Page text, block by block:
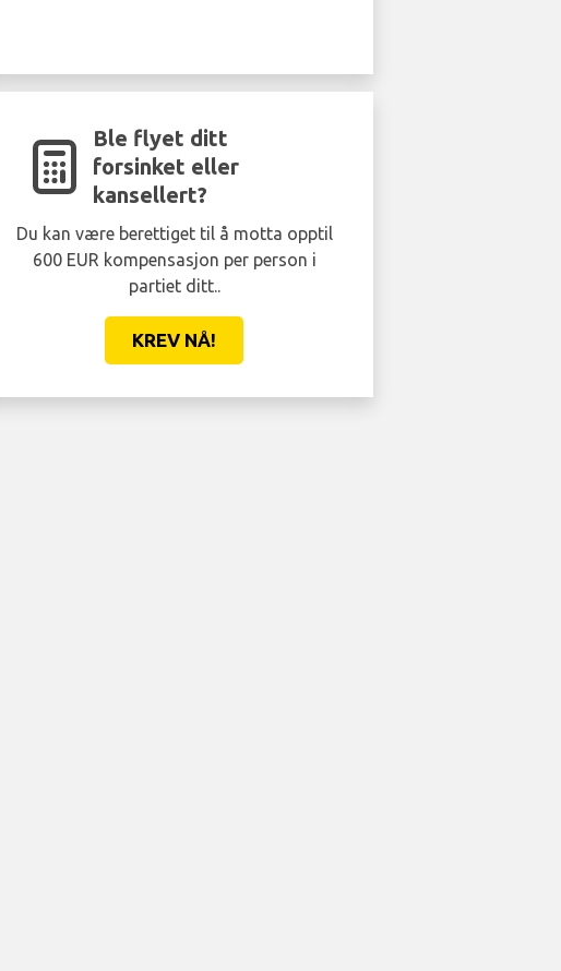
Ble flyet ditt
forsinket eller
kansellert?
Du kan være berettiget til å motta opptil
600 EUR kompensasjon per person i
partiet ditt..
KREV NÅ!